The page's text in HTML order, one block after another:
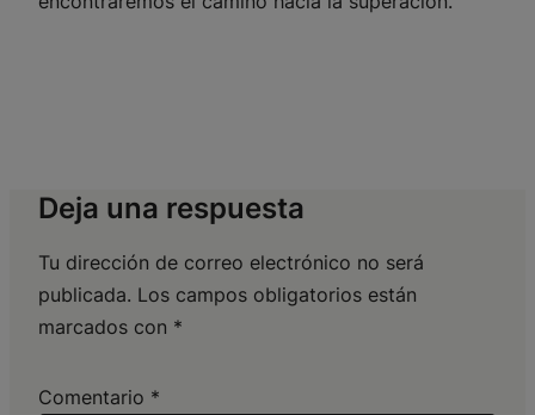
Deja una respuesta
Tu dirección de correo electrónico no será
publicada. Los campos obligatorios están
marcados con *
Comentario *